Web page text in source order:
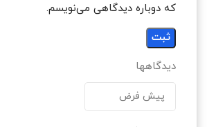
دیدگاهها
که دوباره دیدگاهی می‌نویسم.